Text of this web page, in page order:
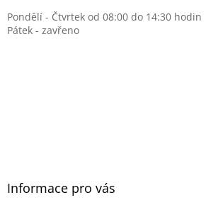
Pondělí - Čtvrtek od 08:00 do 14:30 hodin
Pátek - zavřeno
Informace pro vás